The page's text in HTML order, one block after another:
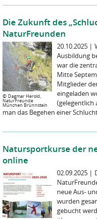
Die Zukunft des
NaturFreunden
© Dagmar Herold,
NaturFreunde
München Brünnstein
20.10.2025 |
Ausbildung
war die
Mitte
Mitglieder
eingeladen
(gelegentlich
man das Begehen einer
Natursportkurse der
online
02.09.2025 |
neue Aus-
wurden
gebucht